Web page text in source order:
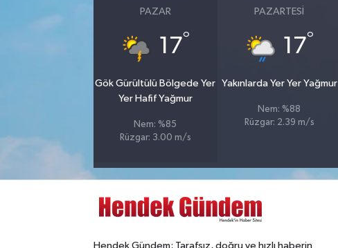
PAZAR
17°
Gök Gürültülü Bölgede Yer
Yer Hafif Yağmur
Nem: %85
Rüzgar: 3.00 m/s
PAZARTESI
17°
Yakınlarda Yer Yer Yağmur
Nem: %88
Rüzgar: 2.39 m/s
Hendek Gündem; Tarafsız, doğru ve hızlı haberin